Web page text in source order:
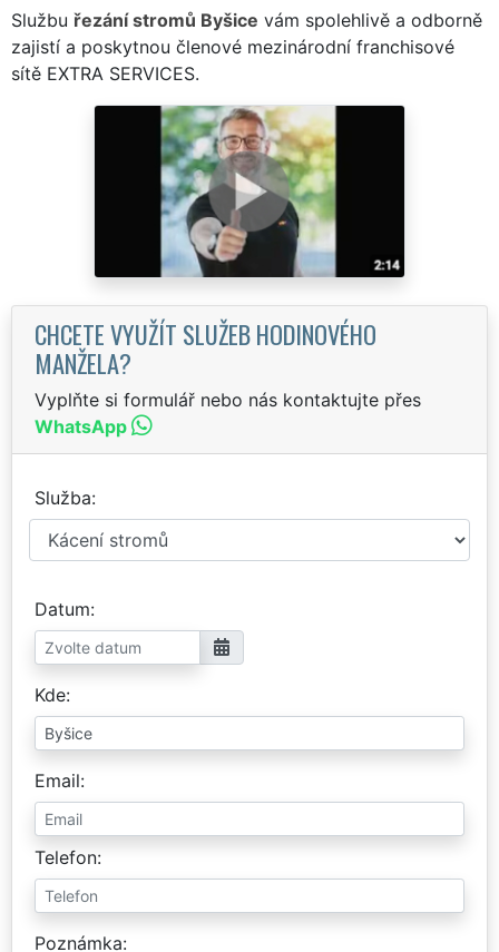
Službu řezání stromů Byšice vám spolehlivě a odborně
zajistí a poskytnou členové mezinárodní franchisové
sítě EXTRA SERVICES.
CHCETE VYUŽÍT SLUŽEB HODINOVÉHO
MANŽELA?
Vyplňte si formulář nebo nás kontaktujte přes
WhatsApp
Služba
Datum
Kde
Email
Telefon
Poznámka